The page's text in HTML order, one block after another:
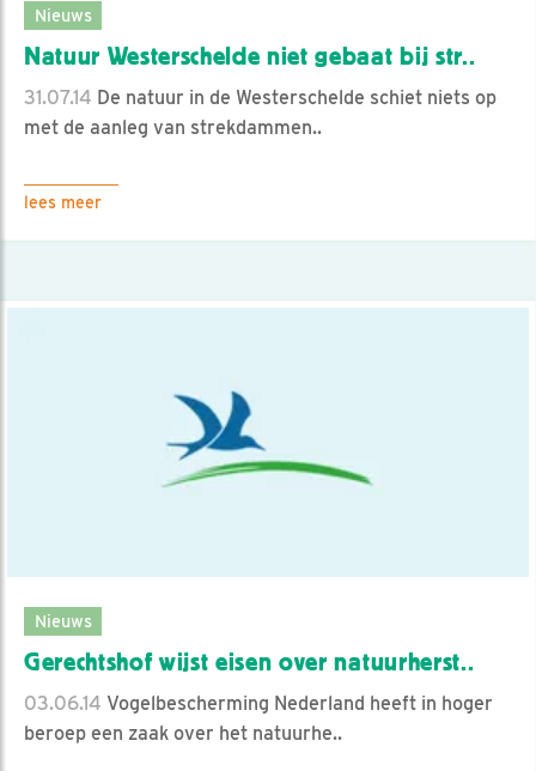
Nieuws
Natuur Westerschelde niet gebaat bij str..
31.07.14 De natuur in de Westerschelde schiet niets op
met de aanleg van strekdammen..
lees meer
Nieuws
Gerechtshof wijst eisen over natuurherst..
03.06.14 Vogelbescherming Nederland heeft in hoger
beroep een zaak over het natuurhe..